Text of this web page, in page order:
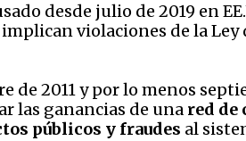
desde julio de 2019 en
violaciones de la Ley
2011 y por lo menos
las ganancias de una red de
públicos y fraudes al